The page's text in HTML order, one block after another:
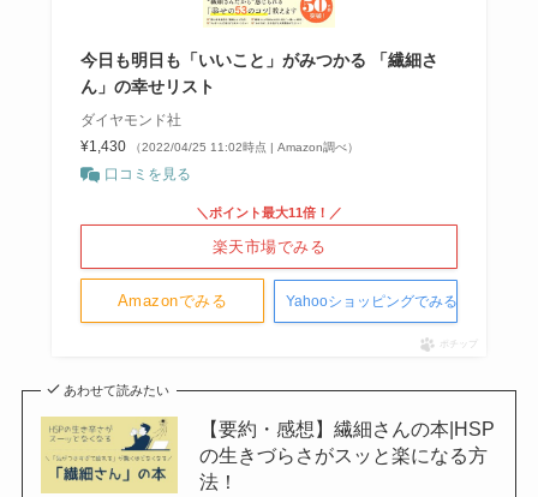
今日も明日も「いいこと」がみつかる 「繊細さ
ん」の幸せリスト
ダイヤモンド社
¥1,430
（2022/04/25 11:02時点 | Amazon調べ）
口コミを見る
Amazonでみる
＼ポイント最大11倍！／
楽天市場でみる
Yahooショッピングでみる
ポチップ
あわせて読みたい
【要約・感想】繊細さんの本|HSP
の生きづらさがスッと楽になる方
法！